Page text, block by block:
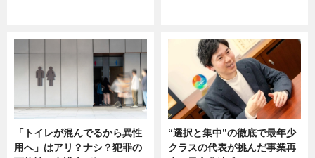
「トイレが混んでるから異性
用へ」はアリ？ナシ？犯罪の
“選択と集中”の徹底で最年少
クラスの代表が挑んだ事業再